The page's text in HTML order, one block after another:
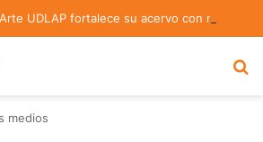
medios